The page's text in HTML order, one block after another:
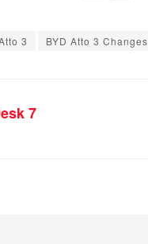
3 BYD Atto 3 Changes
7